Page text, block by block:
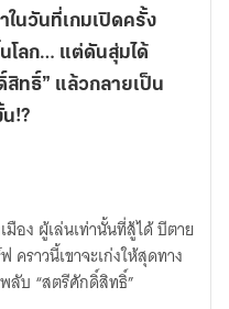
นวันที่เกมเปิดครั้ง
โลก… แต่ดันสุ่มได้
ทธิ์” แล้วกลายเป็น
!?
อง ผู้เล่นเท่านั้นที่สู้ได้ บีตาย
ราวนี้เขาจะเก่งให้สุดทาง
ลับ “สตรีศักดิ์สิทธิ์”